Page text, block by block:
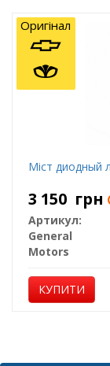
Міст диодный
3 150 грн
Артикул:
General
Motors
КУПИТИ
Оригінал